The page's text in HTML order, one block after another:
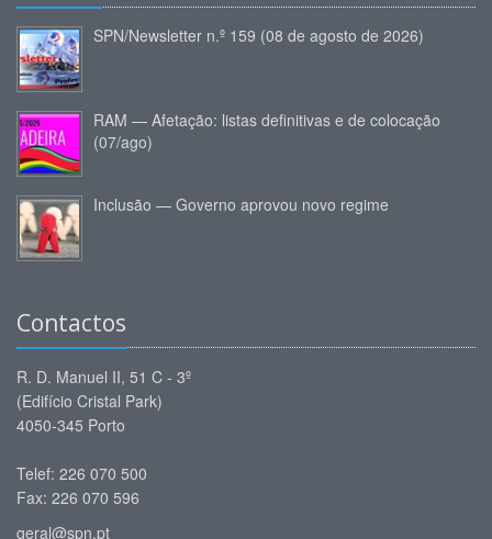
SPN/Newsletter n.º 159 (08 de agosto de 2026)
RAM — Afetação: listas definitivas e de colocação
(07/ago)
Inclusão — Governo aprovou novo regime
Contactos
R. D. Manuel II, 51 C - 3º
(Edifício Cristal Park)
4050-345 Porto
Telef: 226 070 500
Fax: 226 070 596
geral@spn.pt